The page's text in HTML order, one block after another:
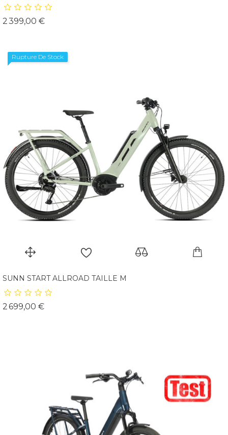
2 399,00 €Prix
Rupture De Stock
SUNN START ALLROAD TAILLE M
2 699,00 €Prix